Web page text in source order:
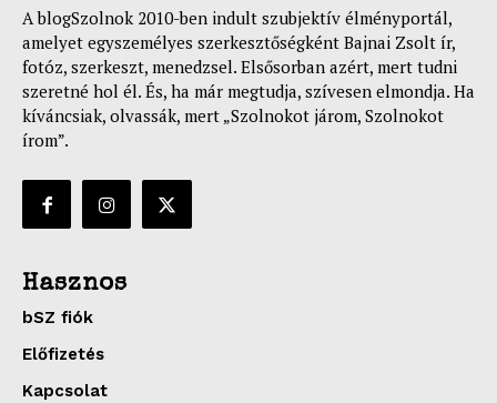
A blogSzolnok 2010-ben indult szubjektív élményportál,
amelyet egyszemélyes szerkesztőségként Bajnai Zsolt ír,
fotóz, szerkeszt, menedzsel. Elsősorban azért, mert tudni
szeretné hol él. És, ha már megtudja, szívesen elmondja. Ha
kíváncsiak, olvassák, mert „Szolnokot járom, Szolnokot
írom”.
Hasznos
bSZ fiók
Előfizetés
Kapcsolat